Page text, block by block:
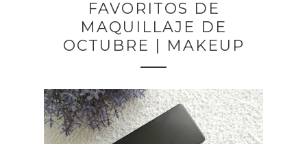
FAVORITOS DE
MAQUILLAJE DE
OCTUBRE | MAKEUP